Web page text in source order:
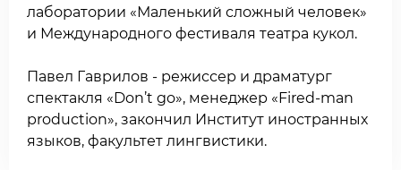
лаборатории «Маленький сложный человек»
и Международного фестиваля театра кукол.
Павел Гаврилов - режиссер и драматург
спектакля «Don’t go», менеджер «Fired-man
production», закончил Институт иностранных
языков, факультет лингвистики.